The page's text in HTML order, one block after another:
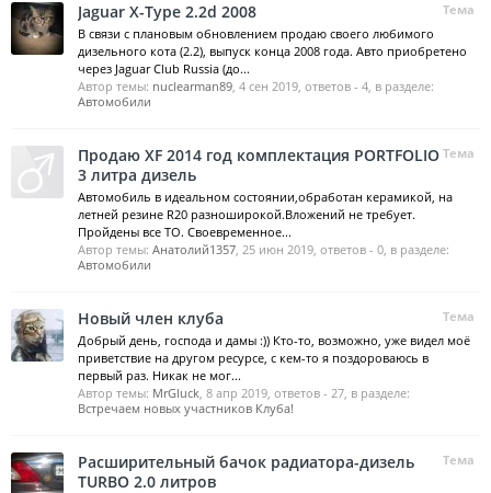
Тема
Jaguar X-Type 2.2d 2008
В связи с плановым обновлением продаю своего любимого
дизельного кота (2.2), выпуск конца 2008 года. Авто приобретено
через Jaguar Club Russia (до...
Автор темы: nuclearman89, 4 сен 2019, ответов - 4, в разделе:
Автомобили
Тема
Продаю XF 2014 год комплектация PORTFOLIO
3 литра дизель
Автомобиль в идеальном состоянии,обработан керамикой, на
летней резине R20 разноширокой.Вложений не требует.
Пройдены все ТО. Своевременное...
Автор темы: Анатолий1357, 25 июн 2019, ответов - 0, в разделе:
Автомобили
Тема
Новый член клуба
Добрый день, господа и дамы :)) Кто-то, возможно, уже видел моё
приветствие на другом ресурсе, с кем-то я поздороваюсь в
первый раз. Никак не мог...
Автор темы: MrGluck, 8 апр 2019, ответов - 27, в разделе:
Встречаем новых участников Клуба!
Тема
Расширительный бачок радиатора-дизель
TURBO 2.0 литров